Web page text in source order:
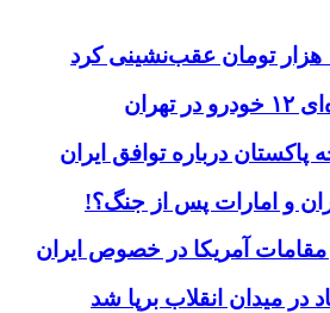
درباره توافق ایران
و امارات پس از جنگ؟!
آمریکا در خصوص ایران
در میدان انقلاب برپا شد